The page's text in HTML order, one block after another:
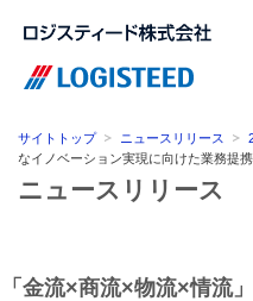
サイトトップ ニュースリリース
なイノベーション実現に向けた業務提
ニュースリリース
「金流×商流×物流×情流